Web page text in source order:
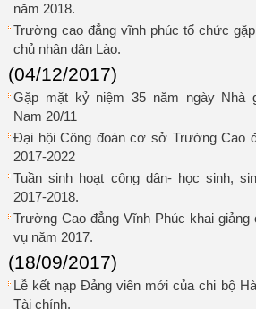
năm 2018.
Trường cao đẳng vĩnh phúc tổ chức
chủ nhân dân Lào.
(04/12/2017)
Gặp mặt kỷ niệm 35 năm ngày Nhà
Nam 20/11
Đại hội Công đoàn cơ sở Trường Cao
2017-2022
Tuần sinh hoạt công dân- học sinh,
2017-2018.
Trường Cao đẳng Vĩnh Phúc khai
vụ năm 2017.
(18/09/2017)
Lễ kết nạp Đảng viên mới của chi bộ
Tài chính.